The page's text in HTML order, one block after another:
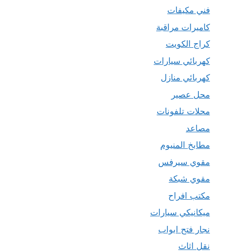
فني مكيفات
كاميرات مراقبة
كراج الكويت
كهربائي سيارات
كهربائي منازل
محل عصير
محلات تلفونات
مصاعد
مطابخ المنيوم
مقوي سيرفس
مقوي شبكة
مكتب افراح
ميكانيكي سيارات
نجار فتح ابواب
نقل اثاث